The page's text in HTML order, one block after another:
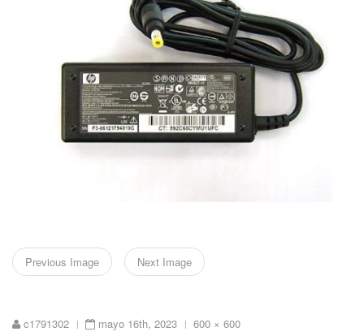
Previous Image Next Image
c1791302 | mayo 16th, 2023 |
Full
600 × 600